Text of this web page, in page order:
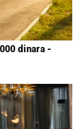
dinara -